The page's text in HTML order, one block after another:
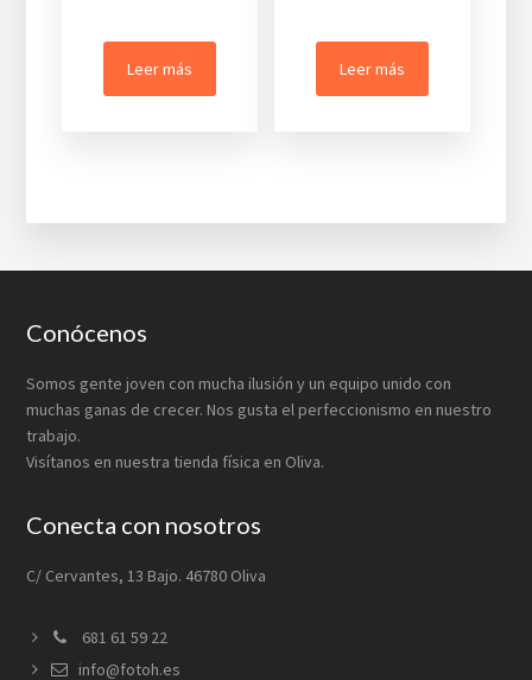
Leer más Leer más
Footer
Conócenos
Somos gente joven con mucha ilusión y un equipo unido con
muchas ganas de crecer. Nos gusta el perfeccionismo en nuestro
trabajo.
Visítanos en nuestra tienda física en Oliva.
Conecta con nosotros
C/ Cervantes, 13 Bajo. 46780 Oliva
681 61 59 22
info@fotoh.es